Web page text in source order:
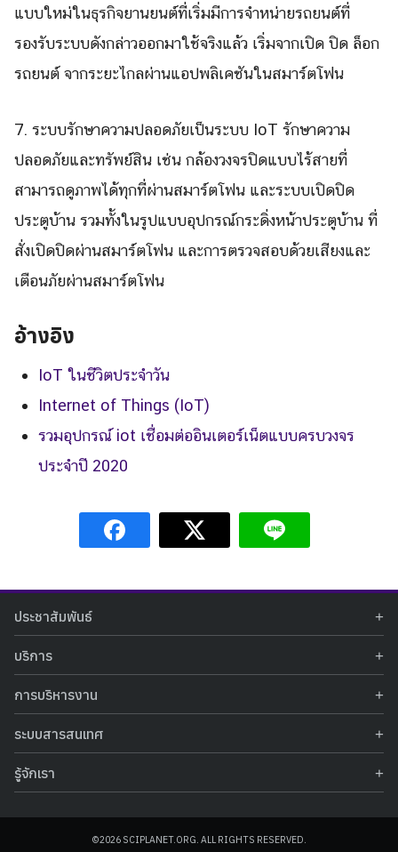
แบบใหม่ในธุรกิจยานยนต์ที่เริ่มมีการจำหน่ายรถยนต์ที่
รองรับระบบดังกล่าวออกมาใช้จริงแล้ว เริ่มจากเปิด ปิด ล็อก
รถยนต์ จากระยะไกลผ่านแอปพลิเคชันในสมาร์ตโฟน
7. ระบบรักษาความปลอดภัยเป็นระบบ IoT รักษาความ
ปลอดภัยและทรัพย์สิน เช่น กล้องวงจรปิดแบบไร้สายที่
สามารถดูภาพได้ทุกที่ผ่านสมาร์ตโฟน และระบบเปิดปิด
ประตูบ้าน รวมทั้งในรูปแบบอุปกรณ์กระดิ่งหน้าประตูบ้าน ที่
สั่งเปิดปิดผ่านสมาร์ตโฟน และการตรวจสอบด้วยเสียงและ
เตือนภัยผ่านสมาร์ตโฟน
อ้างอิง
IoT ในชีวิตประจําวัน
Internet of Things (IoT)
รวมอุปกรณ์ iot เชื่อมต่ออินเตอร์เน็ตแบบครบวงจร
ประจำปี 2020
ประชาสัมพันธ์
ข่าวประชาสัมพันธ์
ข่าวกิจกรรม
รางวัลแห่งความภาคภูมิใจ
คำถามที่พบบ่อย
บริการ
ท้องฟ้าจำลอง
นิทรรศการถาวร
ศูนย์สร้างสรรค์เยาวชน
กิจกรรมส่งเสริมการเรียนรู้และบริการการศึกษา
บทความวิชาการ
การบริหารงาน
รายงานผลการดำเนินงาน
คำสั่งมอบหมายปฏิบัติหน้าที่
คู่มือการให้บริการ
ระบบสารสนเทศ
ฐานข้อมูลโครงการประกวดโครงงานวิทยาศาสตร์ สำหรับนักศึกษา กศน.
รายงานผลการดำเนินงานของศูนย์วิทยาศาสตร์เพื่อการศึกษา
รู้จักเรา
ข้อมูลทั่วไป
โครงสร้างองค์กร
©2026 SCIPLANET.ORG. ALL RIGHTS RESERVED.